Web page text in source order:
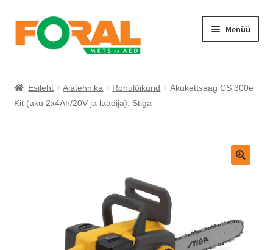
Liigu
navigeerimisele
Liigu
sisu
Menüü
Esileht Aiatehnika Rohulõikurid
Akukettsaag CS 300e
Kit (aku 2x4Ah/20V ja laadija), Stiga